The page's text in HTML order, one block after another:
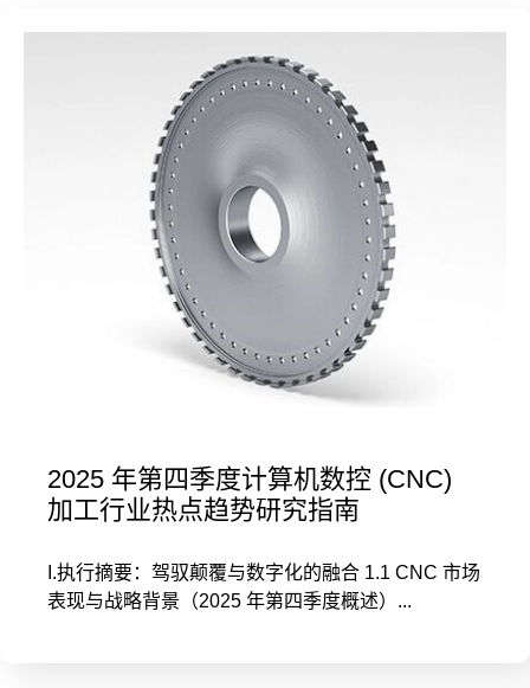
2025 年第四季度计算机数控 (CNC)
加工行业热点趋势研究指南
I.执行摘要：驾驭颠覆与数字化的融合 1.1 CNC 市场
表现与战略背景（2025 年第四季度概述）...